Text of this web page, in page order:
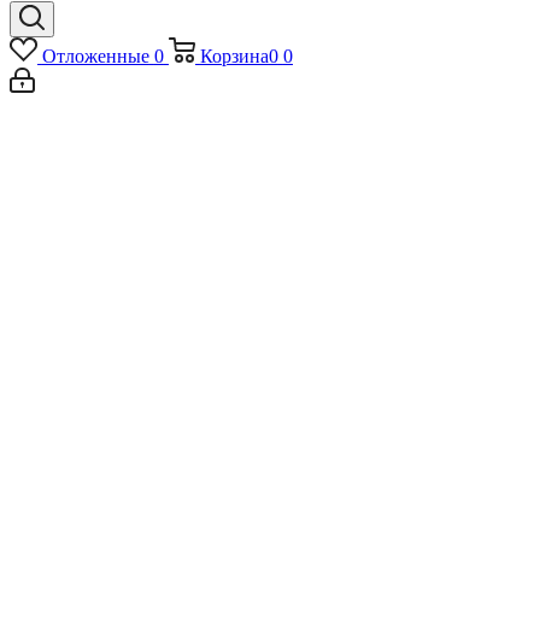
Отложенные 0 Корзина0 0